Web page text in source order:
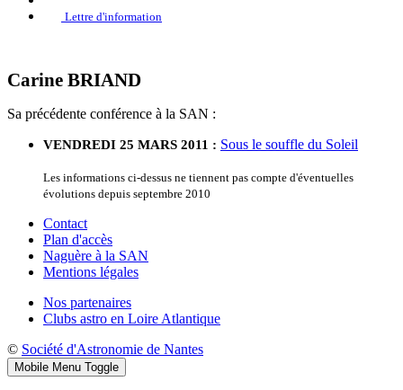
Lettre d'information
Carine BRIAND
Sa précédente conférence à la SAN :
VENDREDI 25 MARS 2011 : Sous le souffle du Soleil
Les informations ci-dessus ne tiennent pas compte d'éventuelles
évolutions depuis septembre 2010
Contact
Plan d'accès
Naguère à la SAN
Mentions légales
Nos partenaires
Clubs astro en Loire Atlantique
© Société d'Astronomie de Nantes
Mobile Menu Toggle